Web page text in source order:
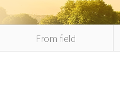
From field